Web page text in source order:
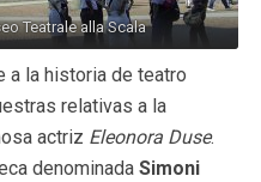
Teatrale alla Scala
a la historia de teatro
relativas a la
actriz Eleonora Duse.
denominada Simoni